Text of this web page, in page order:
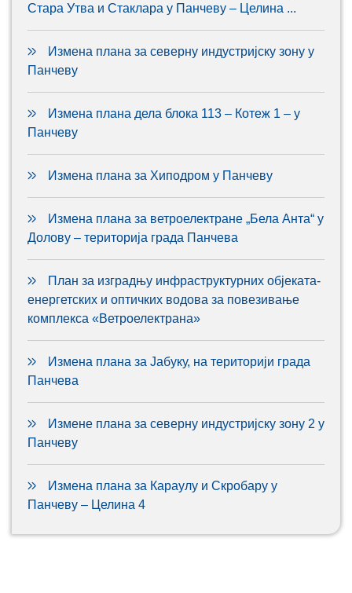
Стара Утва и Стаклара у Панчеву – Целина ...
Измена плана за северну индустријску зону у
Панчеву
Измена плана дела блока 113 – Котеж 1 – у
Панчеву
Измена плана за Хиподром у Панчеву
Измена плана за ветроелектране „Бела Анта“ у
Долову – територија града Панчева
План за изградњу инфраструктурних објеката-
енергетских и оптичких водова за повезивање
комплекса «Ветроелектрана»
Измена плана за Јабуку, на територији града
Панчева
Измене плана за северну индустријску зону 2 у
Панчеву
Измена плана за Караулу и Скробару у
Панчеву – Целина 4